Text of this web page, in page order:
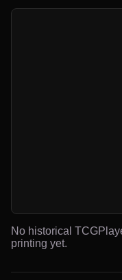
No historical
printing yet.